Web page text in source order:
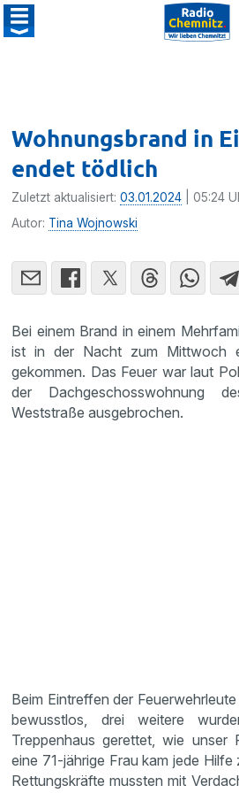
Wohnungsbrand in
endet tödlich
Zuletzt aktualisiert:03.01.2024 | 05:24
Autor: Tina Wojnowski
Bei einem Brand in einem
ist in der Nacht zum Mittwoch
gekommen. Das Feuer war laut
der Dachgeschosswohnung
Weststraße ausgebrochen.
Beim Eintreffen der
bewusstlos, drei weitere
Treppenhaus gerettet, wie unser
eine 71-jährige Frau kam jede
Rettungskräfte mussten mit